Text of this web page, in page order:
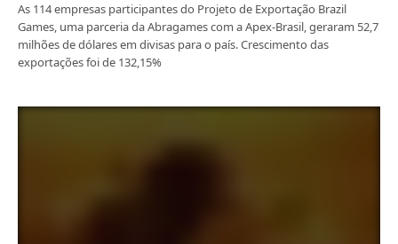
As 114 empresas participantes do Projeto de Exportação Brazil
Games, uma parceria da Abragames com a Apex-Brasil, geraram 52,7
milhões de dólares em divisas para o país. Crescimento das
exportações foi de 132,15%